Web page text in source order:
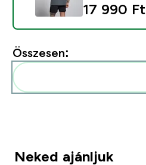
17 990 Ft‎
Összesen:
Neked ajánljuk